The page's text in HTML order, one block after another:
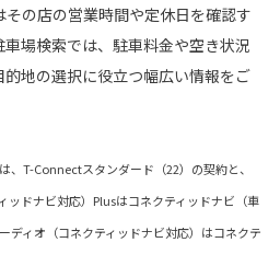
の店の営業時間や定休日を確認す
場検索では、駐車料金や空き状況
地の選択に役立つ幅広い情報をご
、T-Connectスタンダード（22）の契約と、
ッドナビ対応）Plusはコネクティッドナビ（車
ディオ（コネクティッドナビ対応）はコネクテ